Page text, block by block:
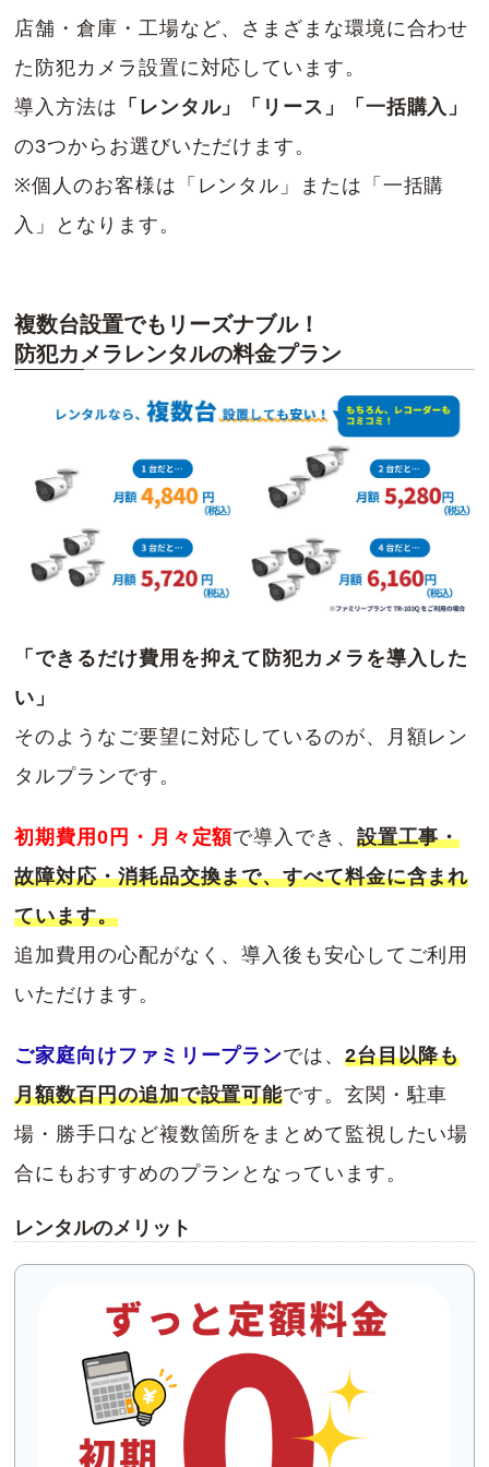
店舗・倉庫・工場など、さまざまな環境に合わせ
た防犯カメラ設置に対応しています。
導入方法は 「レンタル」「リース」「一括購入」
の3つからお選びいただけます。
※個人のお客様は「レンタル」または「一括購
入」となります。
複数台設置でもリーズナブル！
防犯カメラレンタルの料金プラン
「できるだけ費用を抑えて防犯カメラを導入した
い」
そのようなご要望に対応しているのが、月額レン
タルプランです。
初期費用0円・月々定額で導入でき、 設置工事・
故障対応・消耗品交換まで、すべて料金に含まれ
ています。
追加費用の心配がなく、導入後も安心してご利用
いただけます。
ご家庭向けファミリープランでは、 2台目以降も
月額数百円の追加で設置可能です。玄関・駐車
場・勝手口など複数箇所をまとめて監視したい場
合にもおすすめのプランとなっています。
レンタルのメリット